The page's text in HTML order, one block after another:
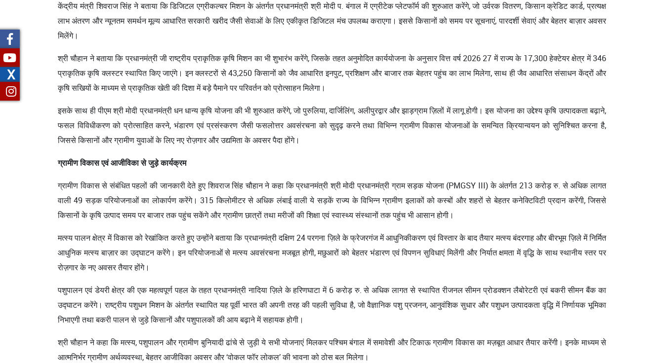
केंद्रीय मंत्री शिवराज सिंह ने बताया कि डिजिटल एग्रीकल्चर मिशन के अंतर्गत प्रधानमंत्री श्री मोदी प. बंगाल में एग्रीटेक प्लेटफॉर्म की शुरुआत करेंगे, जो उर्वरक वितरण, किसान क्रेडिट कार्ड, प्रत्यक्ष
लाभ अंतरण और न्यूनतम समर्थन मूल्य आधारित सरकारी खरीद जैसी सेवाओं के लिए एकीकृत डिजिटल मंच उपलब्ध कराएगा। इससे किसानों को समय पर सूचनाएं, पारदर्शी सेवाएं और बेहतर बाज़ार अवसर
मिलेंगे।
श्री चौहान ने बताया कि प्रधानमंत्री जी राष्ट्रीय प्राकृतिक कृषि मिशन का भी शुभारंभ करेंगे, जिसके तहत अनुमोदित कार्ययोजना के अनुसार वित्त वर्ष 2026 27 में राज्य के 17,300 हेक्टेयर क्षेत्र में 346
प्राकृतिक कृषि क्लस्टर स्थापित किए जाएंगे। इन क्लस्टरों से 43,250 किसानों को जैव आधारित इनपुट, प्रशिक्षण और बाजार तक बेहतर पहुंच का लाभ मिलेगा, साथ ही जैव आधारित संसाधन केंद्रों और
कृषि सखियों के माध्यम से प्राकृतिक खेती की दिशा में बड़े पैमाने पर परिवर्तन को प्रोत्साहन मिलेगा।
इसके साथ ही पीएम श्री मोदी प्रधानमंत्री धन धान्य कृषि योजना की भी शुरुआत करेंगे, जो पुरुलिया, दार्जिलिंग, अलीपुरद्वार और झाड़ग्राम ज़िलों में लागू होगी। इस योजना का उद्देश्य कृषि उत्पादकता बढ़ाने,
फसल विविधीकरण को प्रोत्साहित करने, भंडारण एवं प्रसंस्करण जैसी फसलोत्तर अवसंरचना को सुदृढ़ करने तथा विभिन्न ग्रामीण विकास योजनाओं के समन्वित क्रियान्वयन को सुनिश्चित करना है,
जिससे किसानों और ग्रामीण युवाओं के लिए नए रोज़गार और उद्यमिता के अवसर पैदा होंगे।
ग्रामीण विकास एवं आजीविका से जुड़े कार्यक्रम
ग्रामीण विकास से संबंधित पहलों की जानकारी देते हुए शिवराज सिंह चौहान ने कहा कि प्रधानमंत्री श्री मोदी प्रधानमंत्री ग्राम सड़क योजना (PMGSY III) के अंतर्गत 213 करोड़ रु. से अधिक लागत
वाली 49 सड़क परियोजनाओं का लोकार्पण करेंगे। 315 किलोमीटर से अधिक लंबाई वाली ये सड़कें राज्य के विभिन्न ग्रामीण इलाकों को कस्बों और शहरों से बेहतर कनेक्टिविटी प्रदान करेंगी, जिससे
किसानों के कृषि उत्पाद समय पर बाजार तक पहुंच सकेंगे और ग्रामीण छात्रों तथा मरीजों की शिक्षा एवं स्वास्थ्य संस्थानों तक पहुंच भी आसान होगी।
मत्स्य पालन क्षेत्र में विकास को रेखांकित करते हुए उन्होंने बताया कि प्रधानमंत्री दक्ष‍िण 24 परगना ज़िले के फ्रेजरगंज में आधुनिकीकरण एवं विस्तार के बाद तैयार मत्स्य बंदरगाह और बीरभूम ज़िले में निर्मित
आधुनिक मत्स्य बाज़ार का उद्घाटन करेंगे। इन परियोजनाओं से मत्स्य अवसंरचना मजबूत होगी, मछुआरों को बेहतर भंडारण एवं विपणन सुविधाएं मिलेंगी और निर्यात क्षमता में वृद्धि के साथ स्थानीय स्तर पर
रोज़गार के नए अवसर तैयार होंगे।
पशुपालन एवं डेयरी क्षेत्र की एक महत्वपूर्ण पहल के तहत प्रधानमंत्री नादिया ज़िले के हरिणघाटा में 6 करोड़ रु. से अधिक लागत से स्थापित रीजनल सीमन प्रोडक्शन लैबोरेटरी एवं बकरी सीमन बैंक का
उद्घाटन करेंगे। राष्ट्रीय पशुधन मिशन के अंतर्गत स्थापित यह पूर्वी भारत की अपनी तरह की पहली सुविधा है, जो वैज्ञानिक पशु प्रजनन, आनुवंशिक सुधार और पशुधन उत्पादकता वृद्धि में निर्णायक भूमिका
निभाएगी तथा बकरी पालन से जुड़े किसानों और पशुपालकों की आय बढ़ाने में सहायक होगी।
श्री चौहान ने कहा कि मत्स्य, पशुपालन और ग्रामीण बुनियादी ढांचे से जुड़ी ये सभी योजनाएं मिलकर पश्चिम बंगाल में समावेशी और टिकाऊ ग्रामीण विकास का मज़बूत आधार तैयार करेंगी। इनके माध्यम से
आत्मनिर्भर ग्रामीण अर्थव्यवस्था, बेहतर आजीविका अवसर और ‘वोकल फॉर लोकल’ की भावना को ठोस बल मिलेगा।
X